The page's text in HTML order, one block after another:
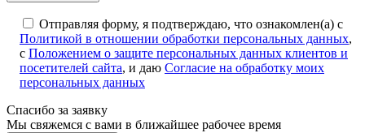
Отправляя форму, я подтверждаю, что ознакомлен(а) с
Политикой в отношении обработки персональных данных,
с Положением о защите персональных данных клиентов и
посетителей сайта, и даю Согласие на обработку моих
персональных данных
Спасибо за заявку
Мы свяжемся с вами в ближайшее рабочее время